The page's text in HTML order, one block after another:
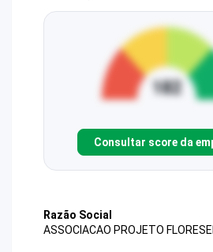
Consultar score da
Razão Social
ASSOCIACAO PROJETO